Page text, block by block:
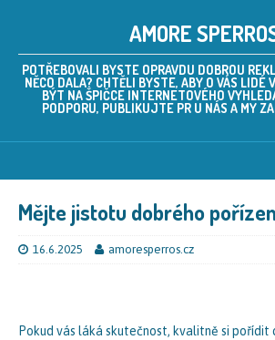
AMORE
POTŘEBOVALI BYSTE OPRAVDU DOBROU
NĚCO DALA? CHTĚLI BYSTE, ABY O VÁS LIDÉ
BÝT NA ŠPIČCE INTERNETOVÉHO
PODPORU, PUBLIKUJTE PR U NÁS A MY
Mějte jistotu dobrého
16.6.2025 amoresperros.cz
Pokud vás láká skutečnost, kvalitně si pořídit